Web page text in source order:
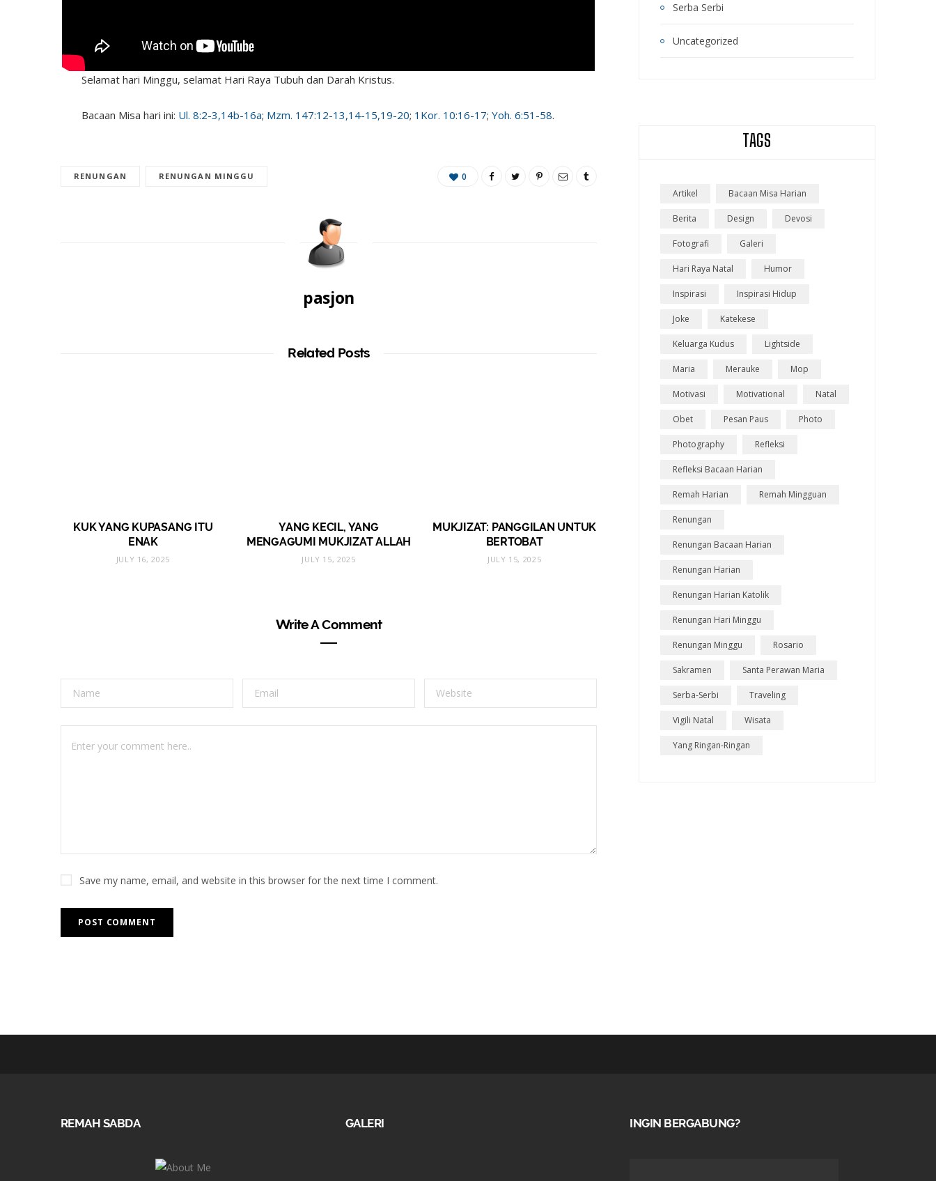
Selamat hari Minggu, selamat Hari Raya Tubuh dan Darah Kristus.
Bacaan Misa hari ini: Ul. 8:2-3,14b-16a; Mzm. 147:12-13,14-15,19-20; 1Kor. 10:16-17; Yoh. 6:51-58.
RENUNGAN RENUNGAN MINGGU 0
pasjon
Related Posts
KUK YANG KUPASANG ITU
ENAK
JULY 16, 2025
YANG KECIL, YANG
MENGAGUMI MUKJIZAT ALLAH
JULY 15, 2025
MUKJIZAT: PANGGILAN UNTUK
BERTOBAT
JULY 15, 2025
Write A Comment
Save my name, email, and website in this browser for the next time I comment.
Serba Serbi
Uncategorized
TAGS
Artikel Bacaan Misa Harian
Berita Design Devosi
Fotografi Galeri
Hari Raya Natal Humor
Inspirasi Inspirasi Hidup
Joke Katekese
Keluarga Kudus Lightside
Maria Merauke Mop
Motivasi Motivational Natal
Obet Pesan Paus Photo
Photography Refleksi
Refleksi Bacaan Harian
Remah Harian Remah Mingguan
Renungan
Renungan Bacaan Harian
Renungan Harian
Renungan Harian Katolik
Renungan Hari Minggu
Renungan Minggu Rosario
Sakramen Santa Perawan Maria
Serba-Serbi Traveling
Vigili Natal Wisata
Yang Ringan-Ringan
REMAH SABDA GALERI INGIN BERGABUNG?